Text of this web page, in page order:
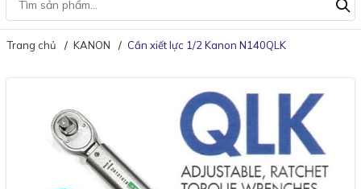
Trang chủ KANON Cần xiết lực 1/2 Kanon N140QLK